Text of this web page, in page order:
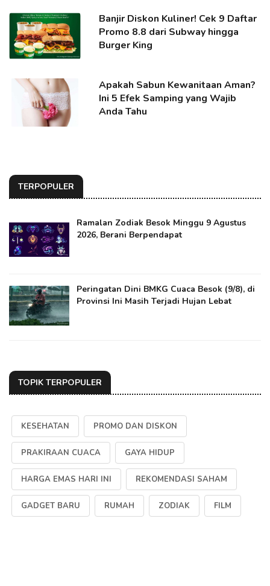
Banjir Diskon Kuliner! Cek 9 Daftar
Promo 8.8 dari Subway hingga
Burger King
Apakah Sabun Kewanitaan Aman?
Ini 5 Efek Samping yang Wajib
Anda Tahu
TERPOPULER
Ramalan Zodiak Besok Minggu 9 Agustus
2026, Berani Berpendapat
Peringatan Dini BMKG Cuaca Besok (9/8), di
Provinsi Ini Masih Terjadi Hujan Lebat
TOPIK TERPOPULER
KESEHATAN PROMO DAN DISKON
PRAKIRAAN CUACA GAYA HIDUP
HARGA EMAS HARI INI REKOMENDASI SAHAM
GADGET BARU RUMAH ZODIAK FILM